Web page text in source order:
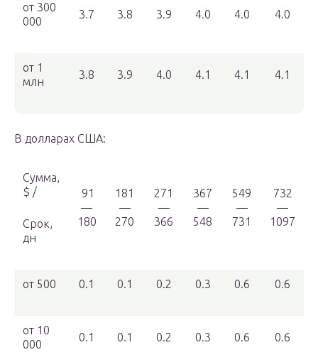
от 300
000
3.7 3.8 3.9 4.0 4.0 4.0
от 1
млн
3.8 3.9 4.0 4.1 4.1 4.1
В долларах США:
Сумма,
$ /
Срок,
дн
91
—
180
181
—
270
271
—
366
367
—
548
549
—
731
732
—
1097
от 500 0.1 0.1 0.2 0.3 0.6 0.6
от 10
000
0.1 0.1 0.2 0.3 0.6 0.6